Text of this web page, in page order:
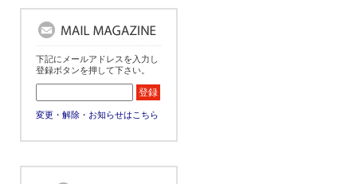
下記にメールアドレスを入力し
登録ボタンを押して下さい。
変更・解除・お知らせはこちら